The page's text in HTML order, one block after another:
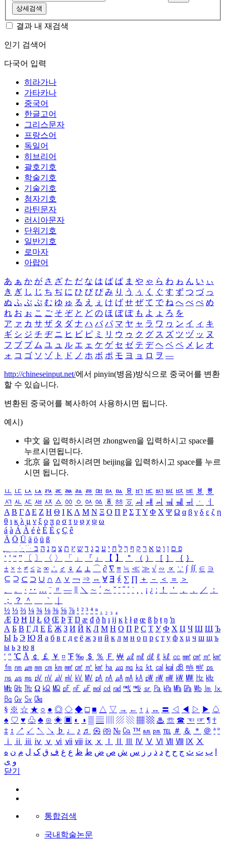
상세검색
결과 내 재검색
인기 검색어
다국어 입력
히라가나
가타카나
중국어
한글고어
그리스문자
프랑스어
독일어
히브리어
괄호기호
학술기호
기술기호
첨자기호
라틴문자
러시아문자
단위기호
일반기호
로마자
아랍어
あ ぁ か が さ ざ た だ な は ば ぱ ま や ゃ ら わ ゎ ん い ぃ
き ぎ し じ ち ぢ に ひ び ぴ み り う ぅ く ぐ す ず つ づ っ
ぬ ふ ぶ ぷ む ゆ ゅ る え ぇ け げ せ ぜ て で ね へ べ ぺ め
れ お ぉ こ ご そ ぞ と ど の ほ ぼ ぽ も よ ょ ろ を
ア ァ カ サ ザ タ ダ ナ ハ バ パ マ ヤ ャ ラ ワ ヮ ン イ ィ キ
ギ シ ジ チ ヂ ニ ヒ ビ ピ ミ リ ウ ゥ ク グ ス ズ ツ ヅ ッ ヌ
フ ブ プ ム ユ ュ ル エ ェ ケ ゲ セ ゼ テ デ ヘ ベ ペ メ レ オ
ォ コ ゴ ソ ゾ ト ド ノ ホ ボ ポ モ ヨ ョ ロ ヲ ―
http://chineseinput.net/에서 pinyin(병음)방식으로 중국어를 변환
할 수 있습니다.
변환된 중국어를 복사하여 사용하시면 됩니다.
예시)
中文 을 입력하시려면 zhongwen을 입력하시고 space를
누르시면됩니다.
北京 을 입력하시려면 beijing을 입력하시고 space를 누르
시면 됩니다.
ㅥ ㅦ ㅧ ㅨ ㅩ ㅪ ㅫ ㅬ ㅭ ㅮ ㅯ ㅰ ㅱ ㅲ ㅳ ㅴ ㅵ ㅶ ㅷ ㅸ
ㅹ
ㅺ ㅻ ㅼ ㅽ ㅾ ㅿ ㆀ ㆁ ㆂ ㆃ ㆄ ㆅ ㆆ ㆇ ㆈ ㆉ ㆊ ㆋ ㆌ ㆍ
ㆎ
Α Β ΓΔ Ε Ζ Η Θ Ι ΚΛ Μ Ν Ξ Ο Π Ρ Σ ΤΥ Φ Χ Ψ Ω α β γ δ ε ζ η
θ ι κ λ μ ν ξ ο π ρ σ τ υ φ χ ψ ω
á à Á À é è É È ç Ç ê
Ä Ö Ü ä ö ü ß
ִֶֹ ֻּ ׁׂ פ ם ן ו ט א ר ק ף ך ל ח י ע כ ג ד ש ץ ת צ מ נ ה ב
‘ ’ “ ” 〔 〕 〈 〉 「 」 『 』 【 】 ＂ （ ） ［ ］ ｛ ｝
± × ÷ ≠ ≤ ≥ ∞ ∴ ♂ ♀ ∠ ⊥ ⌒ ∂ ∇ ≡ ≒ ≪ ≫ √ ∽ ∝ ∵ ∫ ∬ ∈ ∋
⊆ ⊇ ⊂ ⊃ ∪ ∩ ∧ ∨ ￢ ⇒ ⇔ ∀ ∃ ∮ ∑ ∏ ＋ － ＜ ＝
＞
、
。 · ‥ … ¨ 〃 ― ＼ ∼ ´ ～ ˇ ˘ ˝ ˚ ˙ ¸ ¡ ¿ ː ！ ＇ ， ． ／
：
；
？ ＾ ｀
½ ⅓ ⅔ ¼ ¾ ⅛ ⅜ ⅝ ⅞ ¹ ² ³ ⁴ ⁿ ₁ ₂ ₃ ₄
Æ Ð Ħ Ĳ Ł Ø Œ Þ Ŧ Ŋ æ đ ð ħ ı ĳ ĸ ŀ ł ø œ ß þ ŧ ŋ ŉ
А Б В Г Д Е Ё Ж З И Й К Л М Н О П Р С Т У Ф Х Ц Ч Ш Щ Ъ
Ы Ь Э Ю Я а б в г д е ё ж з и й к л м н о п р с т у ф х ц ч ш щ ъ
ы ь э ю я
′ ″ ℃ Å ￠ ￡ ￥ ¤ ℉ ‰ ＄ ％ Ｆ ￦ ㎕ ㎖ ㎗ ℓ ㎘ ㏄ ㎣ ㎤ ㎥ ㎦
㎙ ㎚ ㎛ ㎜ ㎝ ㎞ ㎟ ㎠ ㎡ ㎢ ㏊ ㎍ ㎎ ㎏ ㏏ ㎈ ㎉ ㏈ ㎧ ㎨ ㎰
㎱ ㎲ ㎳ ㎴ ㎵ ㎶ ㎷ ㎸ ㎹ ㎀ ㎁ ㎂ ㎃ ㎄ ㎺ ㎻ ㎽ ㎾ ㎿ ㎐ ㎑
㎒ ㎓ ㎔ Ω ㏀ ㏁ ㎊ ㎋ ㎌ ㏖ ㏅ ㎭ ㎮ ㎯ ㏛ ㎩ ㎪ ㎫ ㎬ ㏝ ㏐
㏓
㏃ ㏉ ㏜ ㏆
§ ※ ☆ ★ ○ ● ◎ ◇ ◆ □ ■ △ ▽ → ← ↑ ↓ ↔ 〓 ◁ ◀ ▷ ▶ ♤
♠ ♡ ♥ ♧ ♣ ⊙ ◈ ▣ ◐ ◑ ▒ ▤ ▨ ▧ ▦ ▩ ♨ ☏ ☎ ☜ ☞ ¶ †
‡ ↕ ↗ ↙ ↖ ↘ ♭ ♩ ♪ ♬ ㉿ ㈜ № ㏇ ™ ㏂ ㏘ ℡ ＃ ＆ ＊ ＠ ª º
ⅰ
ⅱ ⅲ ⅳ ⅴ ⅵ ⅶ ⅷ ⅸ ⅹ Ⅳ Ⅴ Ⅵ Ⅶ Ⅷ Ⅸ Ⅹ
ب ت ث ج ح خ د ذ ر ز س ش ص ض ط ظ ع غ ف ق ک ل م ن ه
و ی
닫기
통합검색
국내학술논문